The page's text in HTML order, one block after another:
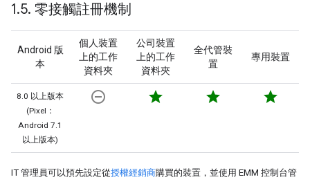
1.5. 零接觸註冊機制
Android 版
本
個人裝置
上的工作
資料夾
公司裝置
上的工作
資料夾
全代管裝
置
專用裝置
8.0 以上版本
(Pixel：
Android 7.1
以上版本)
remove_circle_outline star star star
IT 管理員可以預先設定從授權經銷商購買的裝置，並使用 EMM 控制台管